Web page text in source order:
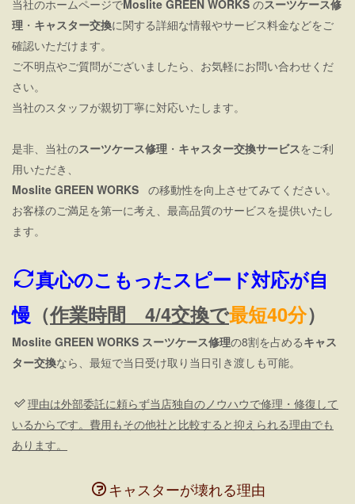
当社のホームページでMoslite GREEN WORKS のスーツケース修
理 ・ キャスター交換に関する詳細な情報やサービス料金などをご
確認いただけます。
ご不明点やご質問がございましたら、お気軽にお問い合わせくだ
さい。
当社のスタッフが親切丁寧に対応いたします。
是非、当社のスーツケース修理 ・ キャスター交換サービスをご利
用いただき、
Moslite GREEN WORKS の移動性を向上させてみてください。
お客様のご満足を第一に考え、最高品質のサービスを提供いたし
ます。
真心のこもったスピード対応が自
慢 （作業時間 4/4交換で最短40分）
Moslite GREEN WORKS スーツケース修理の8割を占めるキャス
ター交換なら、最短で当日受け取り当日引き渡しも可能。
理由は外部委託に頼らず当店独自のノウハウで修理・修復して
いるからです。費用もその他社と比較すると抑えられる理由でも
あります。
キャスターが壊れる理由